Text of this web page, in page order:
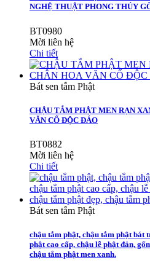
NGHỆ THUẬT PHONG THỦY
BT0980
Mời liên hệ
Chi tiết
Bát sen tắm Phật
CHẬU TẮM PHẬT MEN RẠN
VĂN CỔ ĐỘC ĐÁO
BT0882
Mời liên hệ
Chi tiết
Bát sen tắm Phật
chậu tắm phật, chậu tắm phật bát
phật cao cấp, chậu lễ phật đản,
chậu tắm phật men xanh.